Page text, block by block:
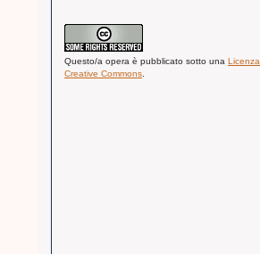
Questo/a opera è pubblicato sotto una Licenza
Creative Commons